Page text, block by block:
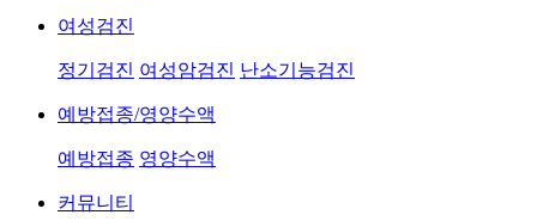
여성검진
정기검진 여성암검진 난소기능검진
예방접종/영양수액
예방접종 영양수액
커뮤니티